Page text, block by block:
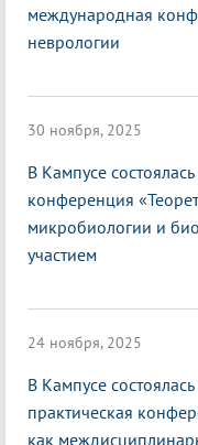
международная
неврологии
30 ноября, 2025
В Кампусе
конференция
микробиологии и
участием
24 ноября, 2025
В Кампусе
практическая
как